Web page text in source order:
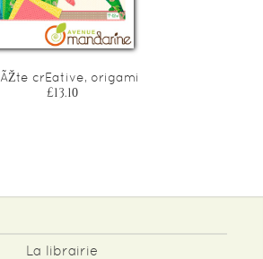
crEative, origami
£13.10
La librairie